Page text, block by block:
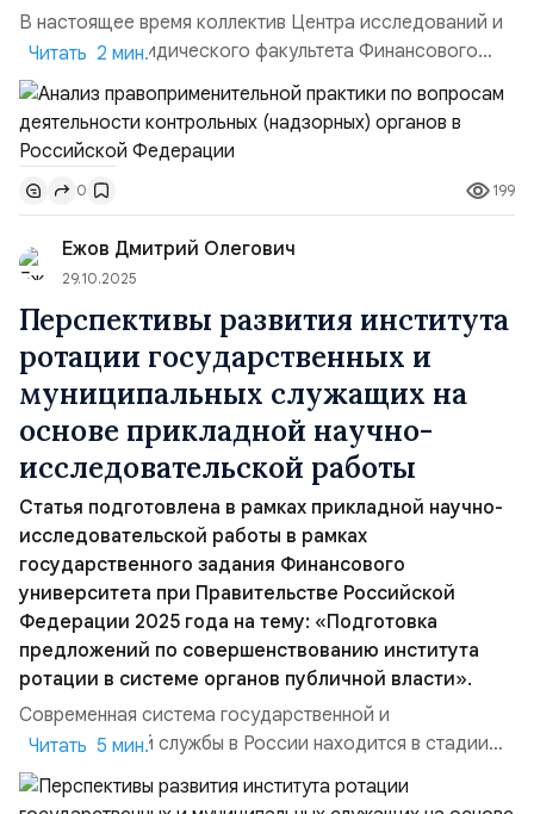
В настоящее время коллектив Центра исследований и
экспертиз Юридического факультета Финансового
университета при Правительстве Российской
Федерации проводит фундаментальную научно-
исследовательскую работу на тему: «Разработка и
актуализация правовых механизмов повышения
результативности и эффективности деятельности
контрольных (надзорных) органов»,...
Читать 2 мин.
0 199
Ежов Дмитрий Олегович
29.10.2025
Перспективы развития института
ротации государственных и
муниципальных служащих на
основе прикладной научно-
исследовательской работы
Статья подготовлена в рамках прикладной научно-
исследовательской работы в рамках
государственного задания Финансового
университета при Правительстве Российской
Федерации 2025 года на тему: «Подготовка
предложений по совершенствованию института
ротации в системе органов публичной власти».
Современная система государственной и
муниципальной службы в России находится в стадии
активного правового и организационного развития.
Особое внимание уделяется институту ротации
Читать 5 мин.